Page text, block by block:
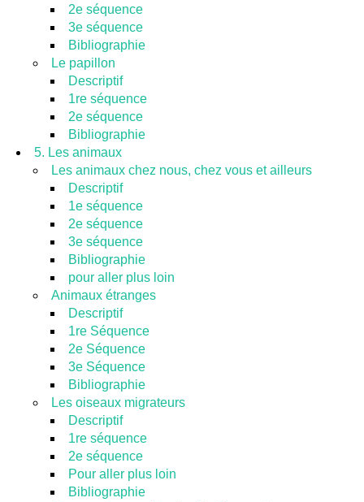
2e séquence
3e séquence
Bibliographie
Le papillon
Descriptif
1re séquence
2e séquence
Bibliographie
5. Les animaux
Les animaux chez nous, chez vous et ailleurs
Descriptif
1e séquence
2e séquence
3e séquence
Bibliographie
pour aller plus loin
Animaux étranges
Descriptif
1re Séquence
2e Séquence
3e Séquence
Bibliographie
Les oiseaux migrateurs
Descriptif
1re séquence
2e séquence
Pour aller plus loin
Bibliographie